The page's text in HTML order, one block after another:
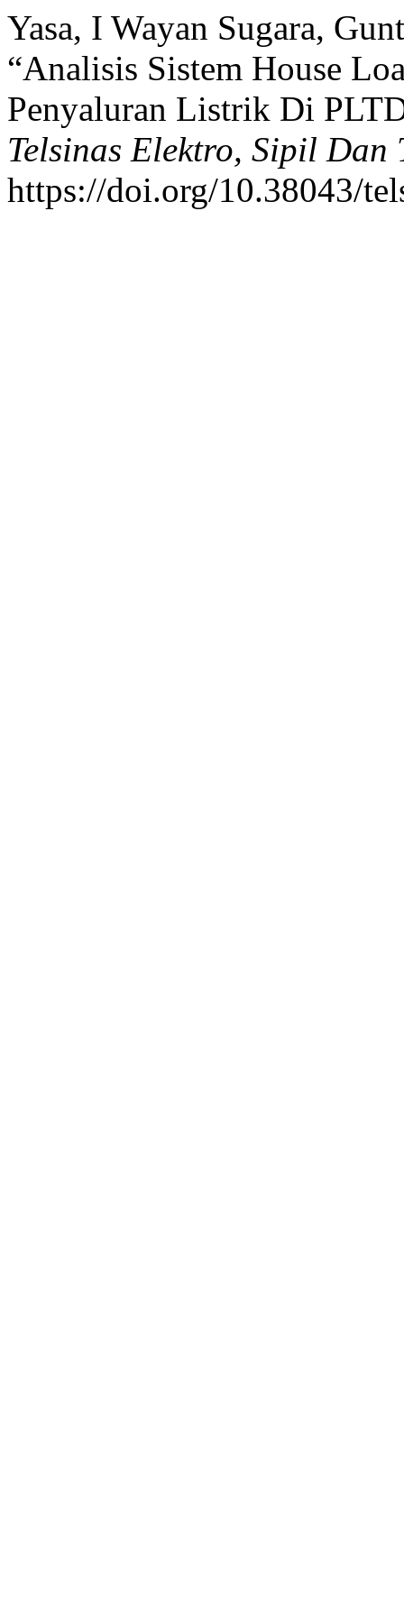
Yasa, I Wayan Sugara,
“Analisis Sistem House
Penyaluran Listrik Di
Telsinas Elektro, Sipil Dan
https://doi.org/10.38043/